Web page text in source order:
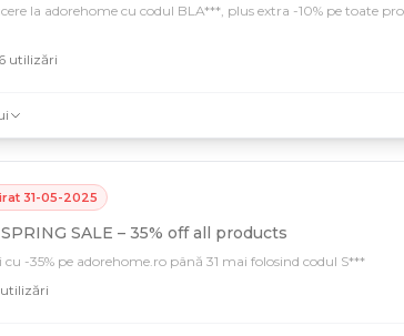
la adorehome cu codul BLA***, plus extra -10% pe toate
utilizări
31-05-2025
SPRING SALE – 35% off all products
cu -35% pe adorehome.ro până 31 mai folosind codul S***
utilizări